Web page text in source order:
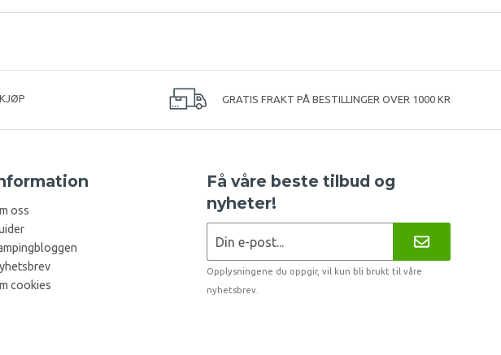
GRATIS FRAKT PÅ BESTILLINGER OVER 1000 KR
oss
cookies
Få våre beste tilbud og
nyheter!
Opplysningene du oppgir, vil kun bli brukt til våre
nyhetsbrev.